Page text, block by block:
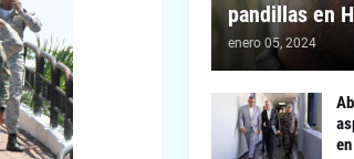
pandillas en
enero 05, 2024